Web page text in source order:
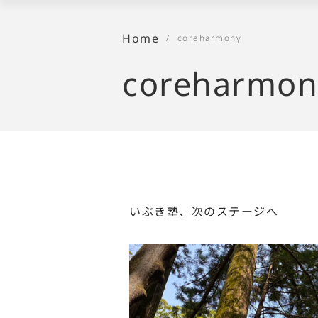
Home / coreharmony
いぶき塾、次のステージへ